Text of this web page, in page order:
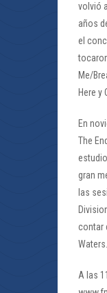
volvió
años
el
Me/
Here y
En
The
gran
las
contar
Waters.
A las